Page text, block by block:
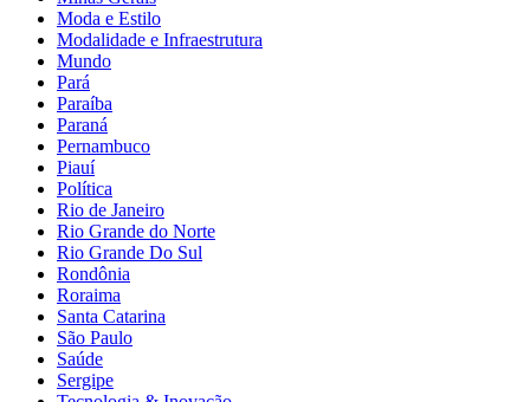
Moda e Estilo
Modalidade e Infraestrutura
Mundo
Pará
Paraíba
Paraná
Pernambuco
Piauí
Política
Rio de Janeiro
Rio Grande do Norte
Rio Grande Do Sul
Rondônia
Roraima
Santa Catarina
São Paulo
Saúde
Sergipe